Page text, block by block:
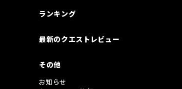
ランキング
最新のクエストレビュー
その他
お知らせ